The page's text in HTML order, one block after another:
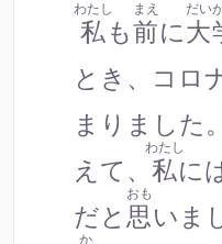
私
わたし
も前
まえ
に大
だい
とき、コロ
まりました。
えて、 私
わたし
に
だと 思
おも
いま
か